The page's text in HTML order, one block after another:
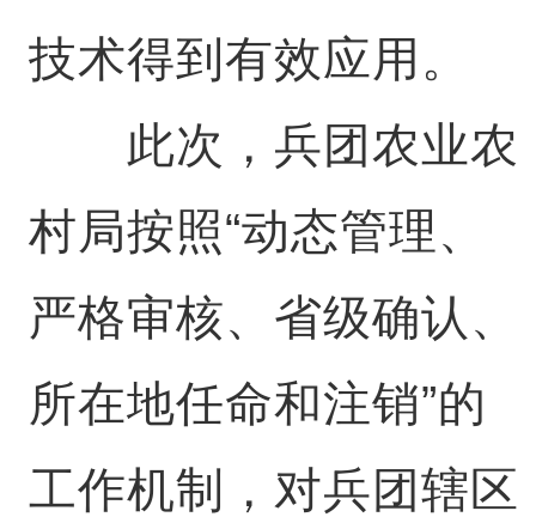
技术得到有效应用。
此次，兵团农业农
村局按照“动态管理、
严格审核、省级确认、
所在地任命和注销”的
工作机制，对兵团辖区